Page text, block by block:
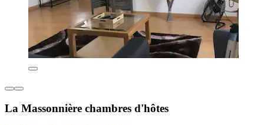
La Massonnière chambres d'hôtes